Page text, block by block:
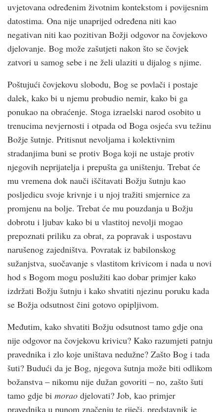
uvjetovana određenim životnim kontekstom i povijesnim
datostima. Ona nije unaprijed određena niti kao
negativan niti kao pozitivan Božji odgovor na čovjekovo
djelovanje. Bog može zašutjeti nakon što se čovjek
zatvori u samog sebe i ne želi ulaziti u dijalog s njime.
Poštujući čovjekovu slobodu, Bog se povlači i postaje
dalek, kako bi u njemu probudio nemir, kako bi ga
ponukao na obraćenje. Stoga izraelski narod osobito u
trenucima nevjernosti i otpada od Boga osjeća svu težinu
Božje šutnje. Pritisnut nevoljama i kolektivnim
stradanjima buni se protiv Boga koji ne ustaje protiv
njegovih neprijatelja i prepušta ga uništenju. Trebat će
mu vremena dok nauči iščitavati Božju šutnju kao
posljedicu svoje krivnje i u njoj tražiti smjernice za
promjenu na bolje. Trebat će mu pouzdanja u Božju
dobrotu i ljubav kako bi u vlastitoj nevolji mogao
prepoznati priliku za obrat, za popravak i uspostavu
narušenog zajedništva. Povratak iz babilonskog
sužanjstva, suočavanje s vlastitom krivicom i nada u novi
hod s Bogom mogu poslužiti kao dobar primjer kako
izdržati Božju šutnju i kako shvatiti njezinu poruku kada
se Božja odsutnost čini gotovo opipljivom.
Međutim, kako shvatiti Božju odsutnost tamo gdje ona
nije odgovor na čovjekovu krivicu? Kako razumjeti patnju
pravednika i zlo koje uništava nedužne? Zašto Bog i tada
šuti? Budući da je Bog, njegova šutnja može biti odlikom
božanstva – nikomu nije dužan govoriti – no, zašto šuti
tamo gdje bi morao djelovati? Job, kao primjer
pravednika u punom značenju te riječi, predstavnik je